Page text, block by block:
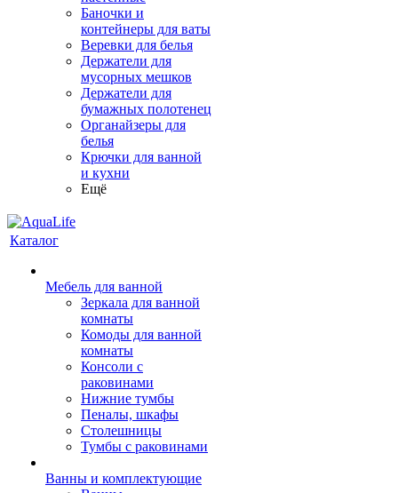
Баночки и
контейнеры для ваты
Веревки для белья
Держатели для
мусорных мешков
Держатели для
бумажных полотенец
Органайзеры для
белья
Крючки для ванной
и кухни
Ещё
Каталог
Мебель для ванной
Зеркала для ванной
комнаты
Комоды для ванной
комнаты
Консоли с
раковинами
Нижние тумбы
Пеналы, шкафы
Столешницы
Тумбы с раковинами
Ванны и комплектующие